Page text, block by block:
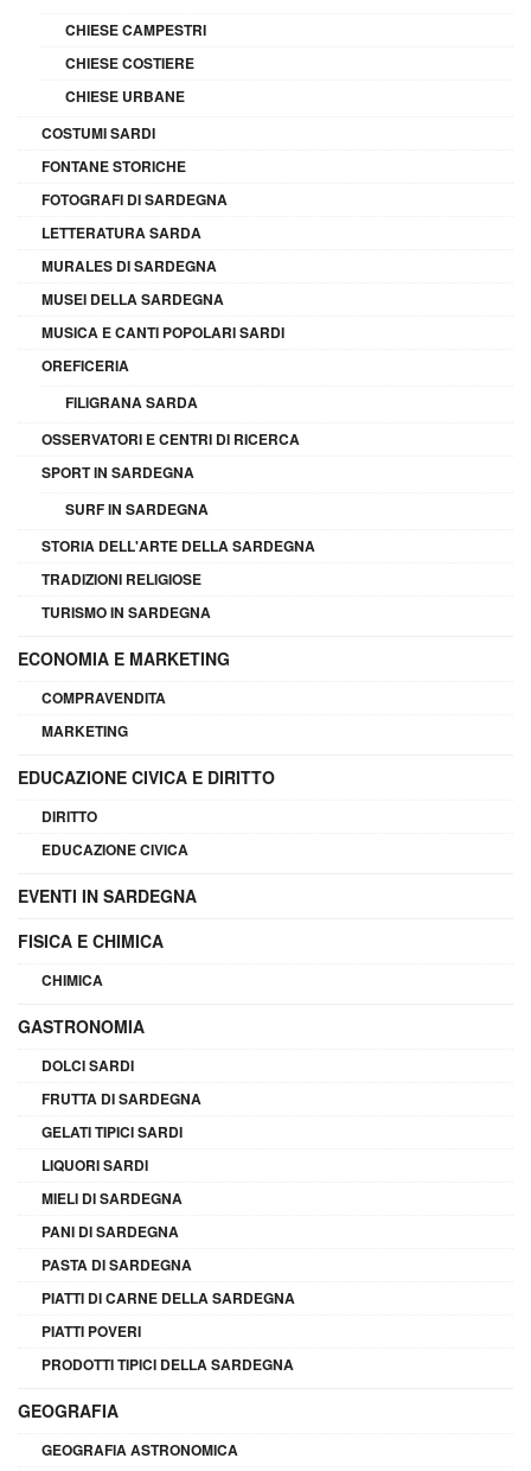
CHIESE CAMPESTRI
CHIESE COSTIERE
CHIESE URBANE
COSTUMI SARDI
FONTANE STORICHE
FOTOGRAFI DI SARDEGNA
LETTERATURA SARDA
MURALES DI SARDEGNA
MUSEI DELLA SARDEGNA
MUSICA E CANTI POPOLARI SARDI
OREFICERIA
FILIGRANA SARDA
OSSERVATORI E CENTRI DI RICERCA
SPORT IN SARDEGNA
SURF IN SARDEGNA
STORIA DELL'ARTE DELLA SARDEGNA
TRADIZIONI RELIGIOSE
TURISMO IN SARDEGNA
ECONOMIA E MARKETING
COMPRAVENDITA
MARKETING
EDUCAZIONE CIVICA E DIRITTO
DIRITTO
EDUCAZIONE CIVICA
EVENTI IN SARDEGNA
FISICA E CHIMICA
CHIMICA
GASTRONOMIA
DOLCI SARDI
FRUTTA DI SARDEGNA
GELATI TIPICI SARDI
LIQUORI SARDI
MIELI DI SARDEGNA
PANI DI SARDEGNA
PASTA DI SARDEGNA
PIATTI DI CARNE DELLA SARDEGNA
PIATTI POVERI
PRODOTTI TIPICI DELLA SARDEGNA
GEOGRAFIA
GEOGRAFIA ASTRONOMICA